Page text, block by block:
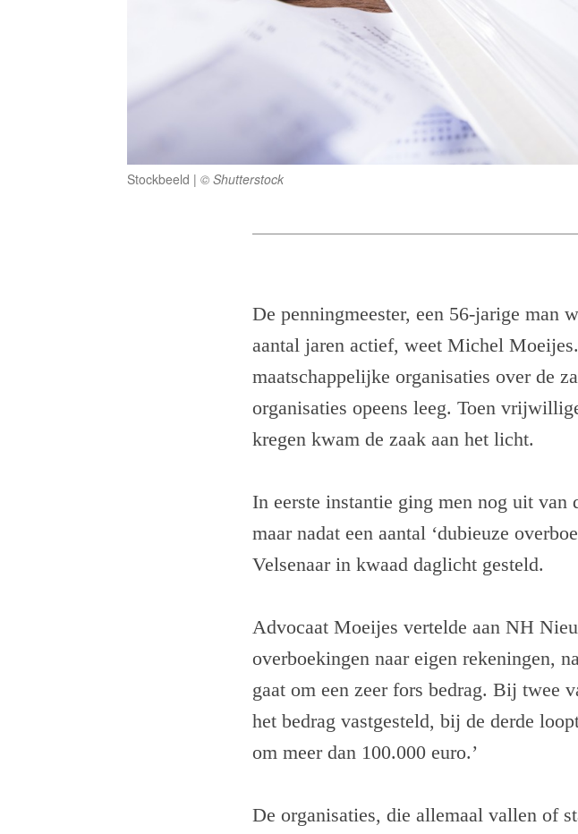
Stockbeeld © Shutterstock
De penningmeester, een 56-jarige man
aantal jaren actief, weet Michel
maatschappelijke organisaties over de
organisaties opeens leeg. Toen
kregen kwam de zaak aan het licht.
In eerste instantie ging men nog uit van
maar nadat een aantal ‘dubieuze
Velsenaar in kwaad daglicht gesteld.
Advocaat Moeijes vertelde aan NH
overboekingen naar eigen rekeningen,
gaat om een zeer fors bedrag. Bij twee
het bedrag vastgesteld, bij de derde
om meer dan 100.000 euro.’
De organisaties, die allemaal vallen of